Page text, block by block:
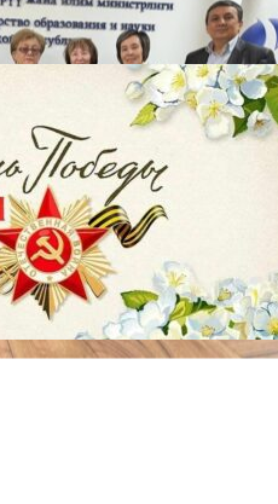
Медиа
СУЗАКТА 750 ОРУНДУУ
ПАЙДАЛАНУУГА
07.08.2025
Улуу Жеңиштин жандуу
29.04.2025
Награды в преддверии
29.04.2025